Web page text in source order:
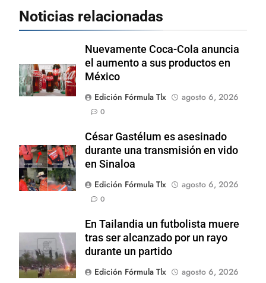
Noticias relacionadas
Nuevamente Coca-Cola anuncia
el aumento a sus productos en
México
Edición Fórmula Tlx
agosto 6, 2026
0
César Gastélum es asesinado
durante una transmisión en vido
en Sinaloa
Edición Fórmula Tlx
agosto 6, 2026
0
En Tailandia un futbolista muere
tras ser alcanzado por un rayo
durante un partido
Edición Fórmula Tlx
agosto 6, 2026